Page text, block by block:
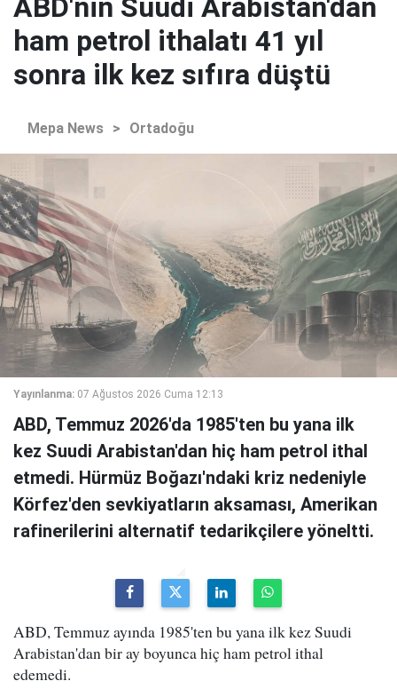
ABD'nin Suudi Arabistan'dan
ham petrol ithalatı 41 yıl
sonra ilk kez sıfıra düştü
Mepa News > Ortadoğu
Yayınlanma: 07 Ağustos 2026 Cuma 12:13
ABD, Temmuz 2026'da 1985'ten bu yana ilk
kez Suudi Arabistan'dan hiç ham petrol ithal
etmedi. Hürmüz Boğazı'ndaki kriz nedeniyle
Körfez'den sevkiyatların aksaması, Amerikan
rafinerilerini alternatif tedarikçilere yöneltti.
ABD, Temmuz ayında 1985'ten bu yana ilk kez Suudi
Arabistan'dan bir ay boyunca hiç ham petrol ithal
edemedi.